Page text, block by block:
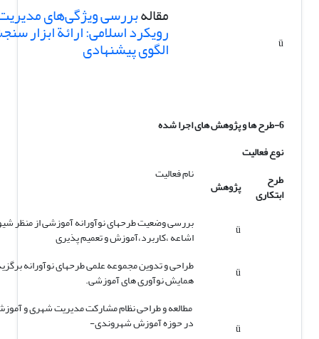
ü
مقالهبررسی ویژگی‌های
رویکرد اسلامی: ارائة ابزار
الگوی پیشنهادی
6-طرح ها و پژوهش های اجرا شده
نوع فعالیت
نام فعالیت
طرح
ابتکاری پژوهش
ü بررسی وضعیت طرحهای نوآورانه آموزشی از منظر
اشاعه ،کاربرد،آموزش و تعمیم پذیری
ü
طراحی و تدوین مجموعه علمی طرحهای نوآورانه
همایش نوآوری های آموزشی.
ü
مطالعه و طراحی نظام مشارکت مدیریت شهری و
در حوزه آموزش شهروندی-